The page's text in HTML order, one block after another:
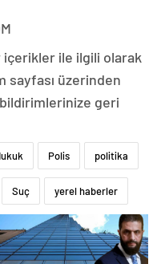
içerikler ile ilgili olarak
sayfası üzerinden
geri
Polis politika
Suç yerel haberler